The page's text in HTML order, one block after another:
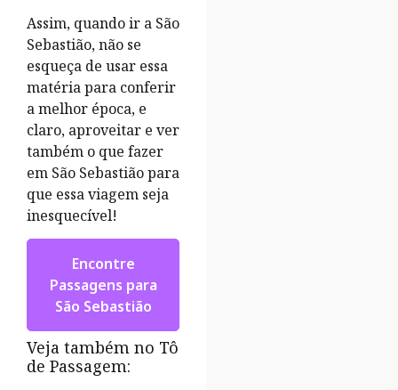
Assim, quando ir a São
Sebastião, não se
esqueça de usar essa
matéria para conferir
a melhor época, e
claro, aproveitar e ver
também o que fazer
em São Sebastião para
que essa viagem seja
inesquecível!
Encontre
Passagens para
São Sebastião
Veja também no Tô
de Passagem: